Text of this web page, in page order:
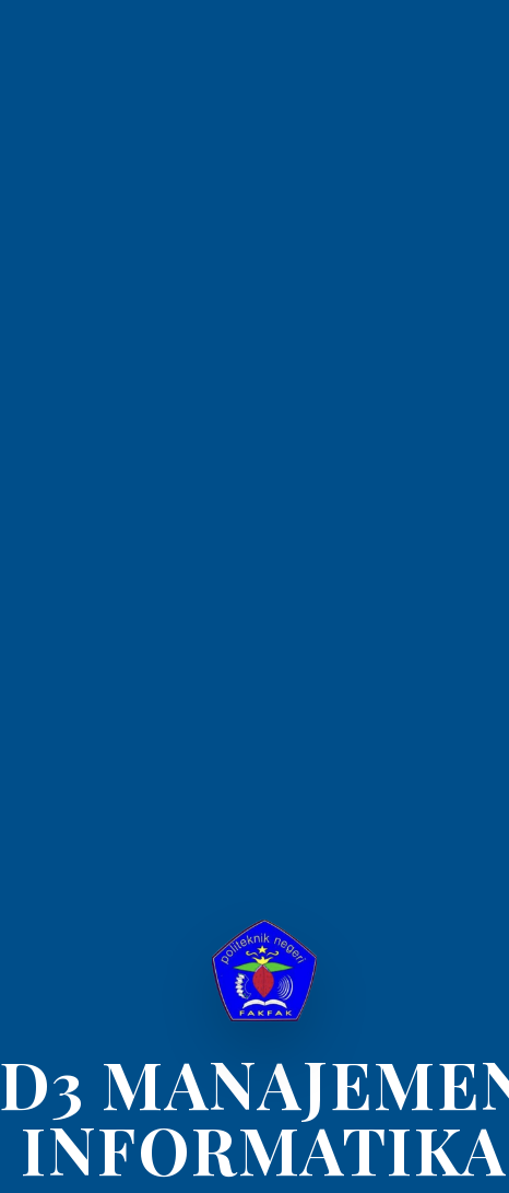
D3
INFORMATIKA